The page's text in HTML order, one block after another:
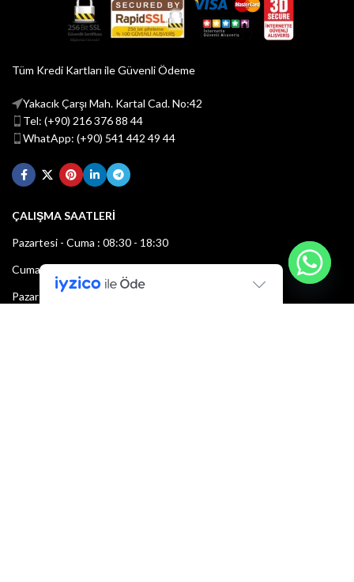
Tüm Kredi Kartları ile Güvenli Ödeme
Yakacık Çarşı Mah. Kartal Cad. No:42
Tel: (+90) 216 376 88 44
WhatApp: (+90) 541 442 49 44
ÇALIŞMA SAATLERİ
Pazartesi - Cuma : 08:30 - 18:30
Cumartesi : 08:30 - 13:00
Pazar: Kapalı